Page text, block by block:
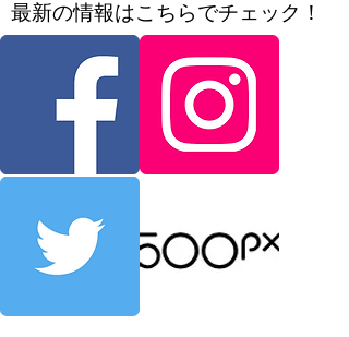
​最新の情報はこちらでチェック！